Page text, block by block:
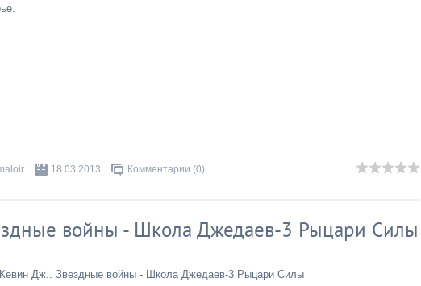
18.03.2013 Комментарии (0)
войны - Школа Джедаев-3 Рыцари Силы
Дж.. Звездные войны - Школа Джедаев-3 Рыцари Силы